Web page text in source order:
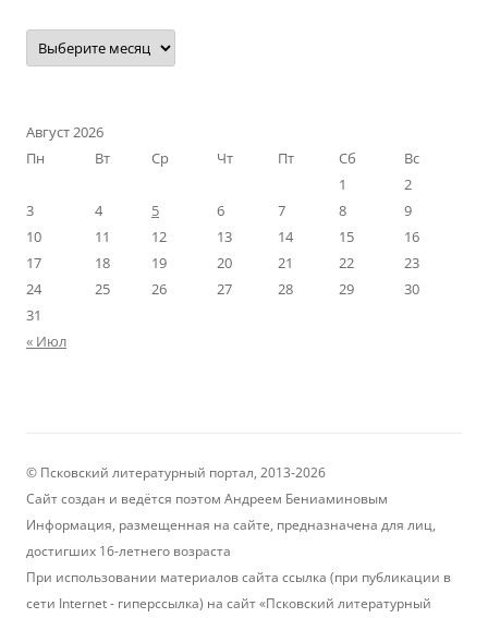
Наш
архив
Август 2026
Пн
Вт Ср Чт Пт Сб
Вс
1
2
3
4 5 6 7 8
9
10
11 12 13 14 15
16
17
18 19 20 21 22
23
24
25 26 27 28 29
30
31
« Июл
© Псковский литературный портал, 2013-2026
Сайт создан и ведётся поэтом Андреем Бениаминовым
Информация, размещенная на сайте, предназначена для лиц,
достигших 16-летнего возраста
При использовании материалов сайта ссылка (при публикации в
сети Internet - гиперссылка) на сайт «Псковский литературный